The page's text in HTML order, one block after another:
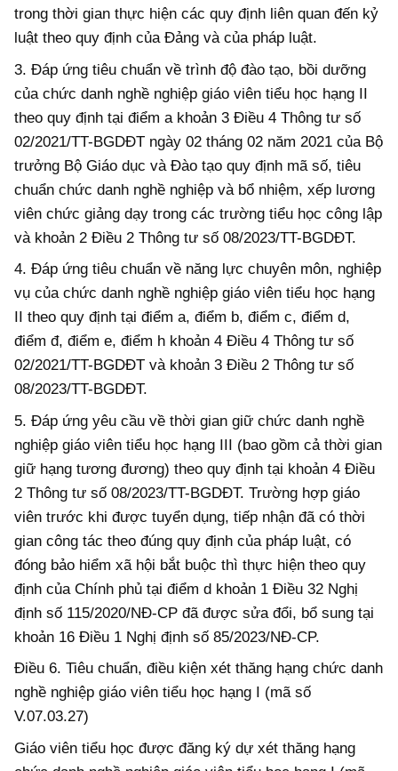
trong thời gian thực hiện các quy định liên quan đến kỷ
luật theo quy định của Đảng và của pháp luật.
3. Đáp ứng tiêu chuẩn về trình độ đào tạo, bồi dưỡng
của chức danh nghề nghiệp giáo viên tiểu học hạng II
theo quy định tại điểm a khoản 3 Điều 4 Thông tư số
02/2021/TT-BGDĐT ngày 02 tháng 02 năm 2021 của Bộ
trưởng Bộ Giáo dục và Đào tạo quy định mã số, tiêu
chuẩn chức danh nghề nghiệp và bổ nhiệm, xếp lương
viên chức giảng dạy trong các trường tiểu học công lập
và khoản 2 Điều 2 Thông tư số 08/2023/TT-BGDĐT.
4. Đáp ứng tiêu chuẩn về năng lực chuyên môn, nghiệp
vụ của chức danh nghề nghiệp giáo viên tiểu học hạng
II theo quy định tại điểm a, điểm b, điểm c, điểm d,
điểm đ, điểm e, điểm h khoản 4 Điều 4 Thông tư số
02/2021/TT-BGDĐT và khoản 3 Điều 2 Thông tư số
08/2023/TT-BGDĐT.
5. Đáp ứng yêu cầu về thời gian giữ chức danh nghề
nghiệp giáo viên tiểu học hạng III (bao gồm cả thời gian
giữ hạng tương đương) theo quy định tại khoản 4 Điều
2 Thông tư số 08/2023/TT-BGDĐT. Trường hợp giáo
viên trước khi được tuyển dụng, tiếp nhận đã có thời
gian công tác theo đúng quy định của pháp luật, có
đóng bảo hiểm xã hội bắt buộc thì thực hiện theo quy
định của Chính phủ tại điểm d khoản 1 Điều 32 Nghị
định số 115/2020/NĐ-CP đã được sửa đổi, bổ sung tại
khoản 16 Điều 1 Nghị định số 85/2023/NĐ-CP.
Điều 6. Tiêu chuẩn, điều kiện xét thăng hạng chức danh
nghề nghiệp giáo viên tiểu học hạng I (mã số
V.07.03.27)
Giáo viên tiểu học được đăng ký dự xét thăng hạng